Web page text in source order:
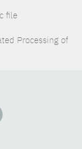
file
Processing of